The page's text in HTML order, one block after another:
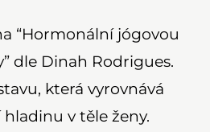
“Hormonální jógovou
dle Dinah Rodrigues.
která vyrovnává
v těle ženy.